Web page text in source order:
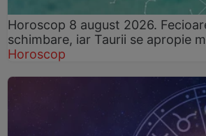
Horoscop 8 august 2026.
schimbare, iar Taurii se apropie
Horoscop